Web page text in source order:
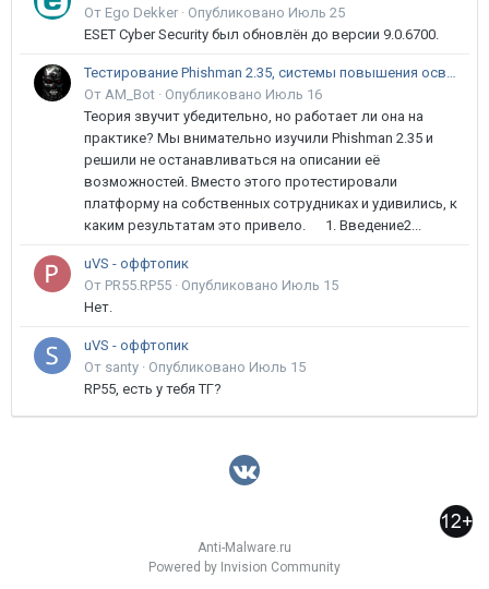
От Ego Dekker · Опубликовано Июль 25
ESET Cyber Security был обновлён до версии 9.0.6700.
Тестирование Phishman 2.35, системы повышения осведомлённости пользователей в сфере ИБ
От AM_Bot · Опубликовано Июль 16
Теория звучит убедительно, но работает ли она на
практике? Мы внимательно изучили Phishman 2.35 и
решили не останавливаться на описании её
возможностей. Вместо этого протестировали
платформу на собственных сотрудниках и удивились, к
каким результатам это привело. 1. Введение2...
uVS - оффтопик
От PR55.RP55 · Опубликовано Июль 15
Нет.
uVS - оффтопик
От santy · Опубликовано Июль 15
RP55, есть у тебя ТГ?
Anti-Malware.ru
Powered by Invision Community